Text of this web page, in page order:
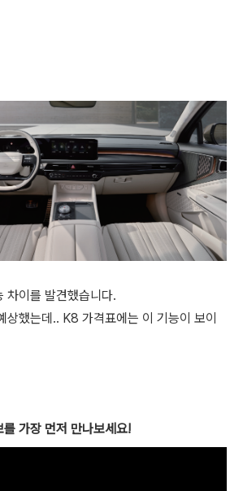
차이를 발견했습니다.
상했는데.. K8 가격표에는 이 기능이 보이
가장 먼저 만나보세요!